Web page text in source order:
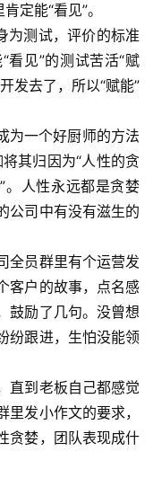
定能“看见”。
为测试，评价的标准
看见”的测试苦活“赋
发去了，所以“赋能”
为一个好厨师的方法
其归因为“人性的贪
。人性永远都是贪婪
公司中有没有滋生的
全员群里有个运营发
客户的故事，点名感
鼓励了几句。没曾想
纷跟进，生怕没能领
直到老板自己都感觉
发小作文的要求，
贪婪，团队表现成什